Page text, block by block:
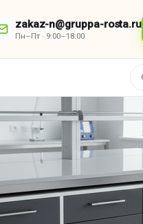
zakaz-n@gruppa-rosta.ru
Пн–Пт · 9:00–18:00